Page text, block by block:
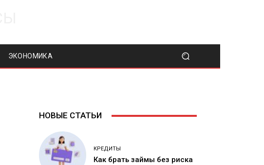
ЭКОНОМИКА
НОВЫЕ СТАТЬИ
КРЕДИТЫ
Как брать займы без риска